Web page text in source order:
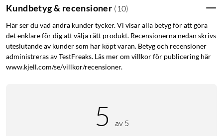
Den inbyggda 2,26" LCD-skärmen ger dig detaljerad
information om laddningshastighet och strömförbrukning i
realtid, så att du alltid har full kontroll över laddningen.
Justerbar effekt
Kundbetyg & recensioner ( 10)
Här ser du vad andra kunder tycker. Vi visar alla betyg för att göra
det enklare för dig att välja rätt produkt. Recensionerna nedan skrivs
uteslutande av kunder som har köpt varan. Betyg och recensioner
administreras av TestFreaks. Läs mer om villkor för publicering här
www.kjell.com/se/villkor/recensioner.
5 av 5